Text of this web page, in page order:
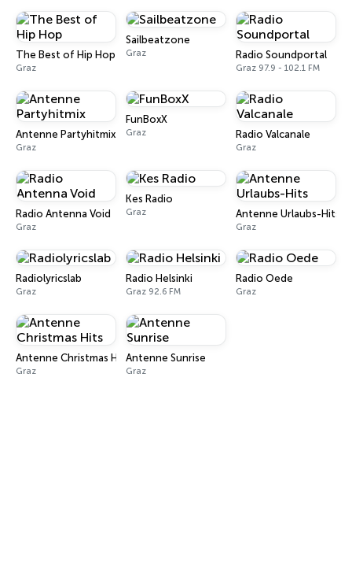
The Best of Hip Hop
Graz
Sailbeatzone
Graz Radio Soundportal
Graz 97.9 - 102.1 FM
Antenne Partyhitmix
Graz
FunBoxX
Graz Radio Valcanale
Graz
Radio Antenna Void
Graz
Kes Radio
Graz Antenne Urlaubs-Hits
Graz
Radiolyricslab
Graz
Radio Helsinki
Graz 92.6 FM
Radio Oede
Graz
Antenne Christmas Hits
Graz
Antenne Sunrise
Graz